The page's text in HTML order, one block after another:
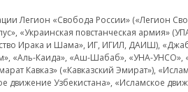
Легион «Свобода России» («Легион
«Украинская повстанческая армия»
Ирака и Шама», ИГ, ИГИЛ, ДАИШ),
«Аль-Каида», «Аш-Шабаб», «УНА-УНСО»,
Кавказ» («Кавказский Эмират»),
движение Узбекистана», «Исламское